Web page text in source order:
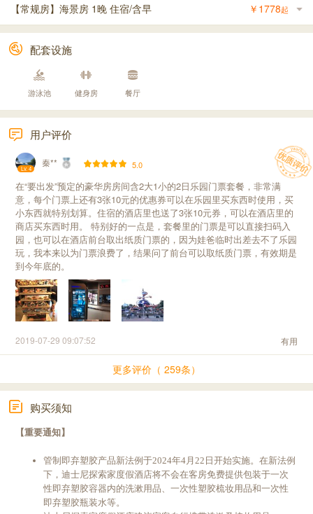
【常规房】海景房 1晚 住宿/含早 ￥ 1778起
配套设施
游泳池 健身房 餐厅
用户评价
Lv. 4
秦** 5.0
在“要出发”预定的豪华房房间含2大1小的2日乐园门票套餐，非常满
意，每个门票上还有3张10元的优惠券可以在乐园里买东西时使用，买
小东西就特别划算。住宿的酒店里也送了3张10元券，可以在酒店里的
商店买东西时用。 特别好的一点是，套餐里的门票是可以直接扫码入
园，也可以在酒店前台取出纸质门票的，因为娃爸临时出差去不了乐园
玩，我本来以为门票浪费了，结果问了前台可以取纸质门票，有效期是
到今年底的。
2019-07-29 09:07:52 有用
更多评价（ 259条）
购买须知
【重要通知】
管制即弃塑胶产品新法例于2024年4月22日开始实施。在新法例
下，迪士尼探索家度假酒店将不会在客房免费提供包装于一次
性即弃塑胶容器内的洗漱用品、一次性塑胶梳妆用品和一次性
即弃塑胶瓶装水等。